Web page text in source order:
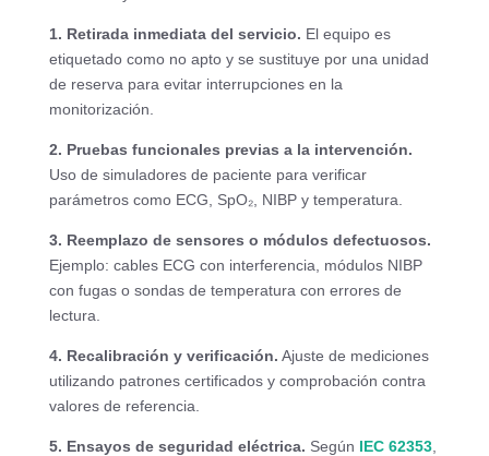
1. Retirada inmediata del servicio. El equipo es
etiquetado como no apto y se sustituye por una unidad
de reserva para evitar interrupciones en la
monitorización.
2. Pruebas funcionales previas a la intervención.
Uso de simuladores de paciente para verificar
parámetros como ECG, SpO₂, NIBP y temperatura.
3. Reemplazo de sensores o módulos defectuosos.
Ejemplo: cables ECG con interferencia, módulos NIBP
con fugas o sondas de temperatura con errores de
lectura.
4. Recalibración y verificación. Ajuste de mediciones
utilizando patrones certificados y comprobación contra
valores de referencia.
5. Ensayos de seguridad eléctrica. Según IEC 62353,